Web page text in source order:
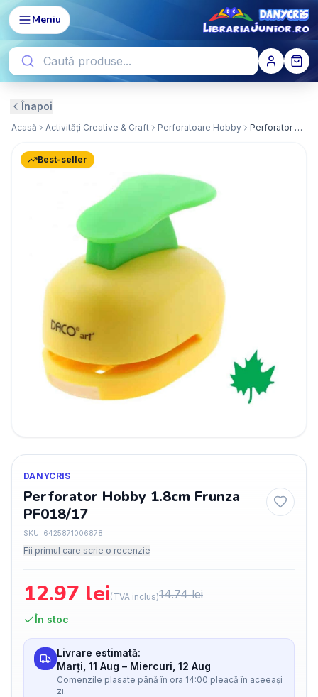
Meniu
Înapoi
Acasă Activități Creative & Craft Perforatoare Hobby Perforator Hobby 1.8cm Frunza PF018/17
Best-seller
DANYCRIS
Perforator Hobby 1.8cm Frunza
PF018/17
SKU: 6425871006878
Fii primul care scrie o recenzie
12.97 lei(TVA inclus)14.74lei
În stoc
Livrare estimată:
Marți, 11 Aug – Miercuri, 12 Aug
Comenzile plasate până în ora 14:00 pleacă în aceeași
zi.